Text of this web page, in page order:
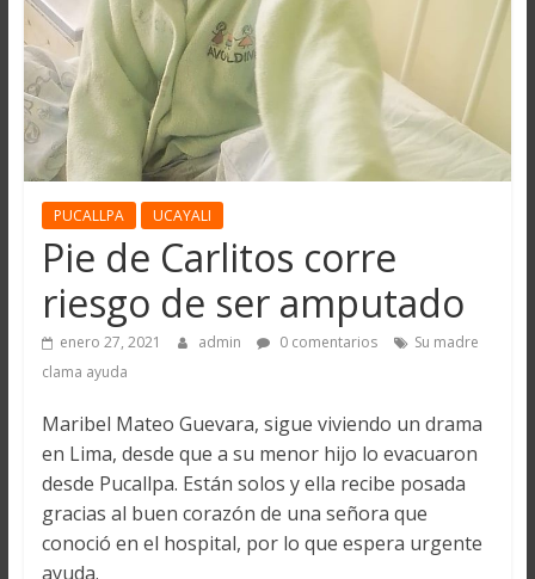
PUCALLPA UCAYALI
Pie de Carlitos corre
riesgo de ser amputado
enero 27, 2021 admin 0 comentarios
Su madre
clama ayuda
Maribel Mateo Guevara, sigue viviendo un drama
en Lima, desde que a su menor hijo lo evacuaron
desde Pucallpa. Están solos y ella recibe posada
gracias al buen corazón de una señora que
conoció en el hospital, por lo que espera urgente
ayuda.